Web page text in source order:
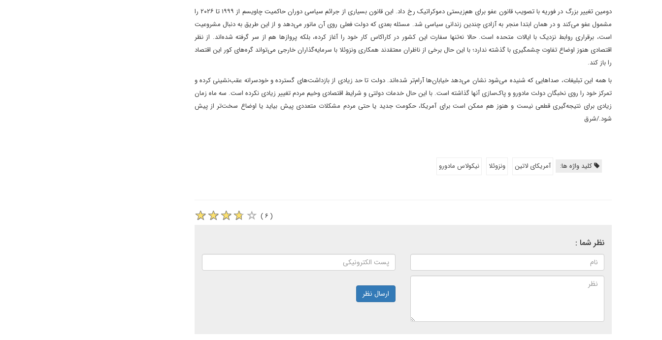
دومین تغییر بزرگ در فوریه با تصویب قانون عفو برای هم‌زیستی دموکراتیک رخ داد. این قانون بسیاری از جرائم سیاسی دوران حاکمیت چاویسم از ۱۹۹۹ تا ۲۰۲۶ را
مشمول عفو می‌کند و در همان ابتدا منجر به آزادی چندین زندانی سیاسی شد. مسئله بعدی که دولت فعلی روی آن مانور می‌دهد و از این طریق به دنبال مشروعیت
است، برقراری روابط نزدیک با ایالات متحده است. حالا نه‌تنها سفارت این کشور در کاراکاس کار خود را آغاز کرده، بلکه پروازها هم از سر گرفته شده‌اند. از نظر
اقتصادی هنوز اوضاع تفاوت چشمگیری با گذشته ندارد؛ با این حال برخی از ناظران معتقدند همکاری ونزوئلا با سرمایه‌گذاران خارجی می‌تواند گره‌های کور این اقتصاد
را باز کند.
با همه این تبلیغات، صداهایی که شنیده می‌شود نشان می‌دهد خیابان‌ها آرام‌تر شده‌اند. دولت تا حد زیادی از بازداشت‌های گسترده و خودسرانه عقب‌نشینی کرده و
تمرکز خود را روی نخبگان دولت مادورو و پاک‌سازی آنها گذاشته است. با این حال خدمات دولتی و شرایط اقتصادی وخیم مردم تغییر زیادی نکرده است. سه ماه زمان
زیادی برای نتیجه‌گیری قطعی نیست و هنوز هم ممکن است برای آمریکا، حکومت جدید‌ یا حتی مردم مشکلات متعددی پیش بیاید یا اوضاع سخت‌تر از پیش
شود./شرق
کلید واژه ها: آمریکای لاتین ونزوئلا نیکولاس مادورو
( ۶ )
نظر شما :
ارسال نظر